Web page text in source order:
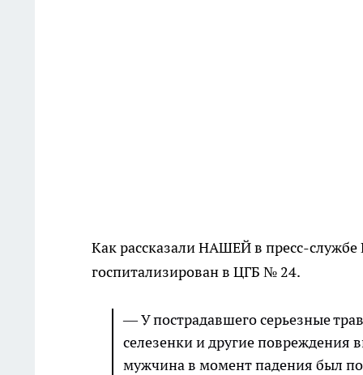
Как рассказали НАШЕЙ в пресс-службе
госпитализирован в ЦГБ № 24.
— У пострадавшего серьезные
селезенки и другие повреждения
мужчина в момент падения был